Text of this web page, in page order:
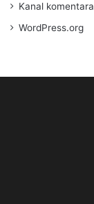
Kanal komentara
WordPress.org